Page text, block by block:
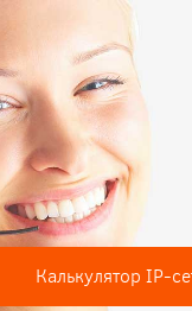
Калькулятор IP-